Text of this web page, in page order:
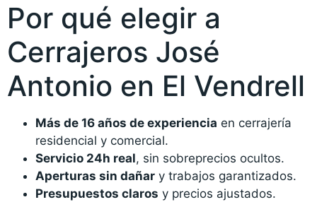
Por qué elegir a
Cerrajeros José
Antonio en El Vendrell
Más de 16 años de experiencia en cerrajería
residencial y comercial.
Servicio 24h real, sin sobreprecios ocultos.
Aperturas sin dañar y trabajos garantizados.
Presupuestos claros y precios ajustados.